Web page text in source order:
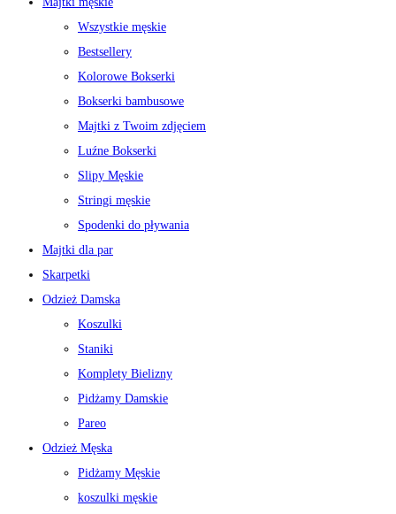
Wszystkie męskie
Bestsellery
Kolorowe Bokserki
Bokserki bambusowe
Majtki z Twoim zdjęciem
Luźne Bokserki
Slipy Męskie
Stringi męskie
Spodenki do pływania
Majtki dla par
Skarpetki
Odzież Damska
Koszulki
Staniki
Komplety Bielizny
Pidżamy Damskie
Pareo
Odzież Męska
Pidżamy Męskie
koszulki męskie